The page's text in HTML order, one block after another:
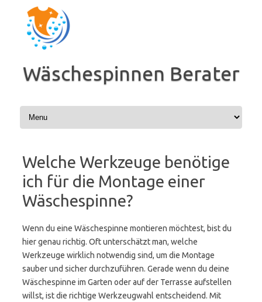
Inhalt
springen
Wäschespinnen Berater
Welche Werkzeuge benötige
ich für die Montage einer
Wäschespinne?
Wenn du eine Wäschespinne montieren möchtest, bist du
hier genau richtig. Oft unterschätzt man, welche
Werkzeuge wirklich notwendig sind, um die Montage
sauber und sicher durchzuführen. Gerade wenn du deine
Wäschespinne im Garten oder auf der Terrasse aufstellen
willst, ist die richtige Werkzeugwahl entscheidend. Mit